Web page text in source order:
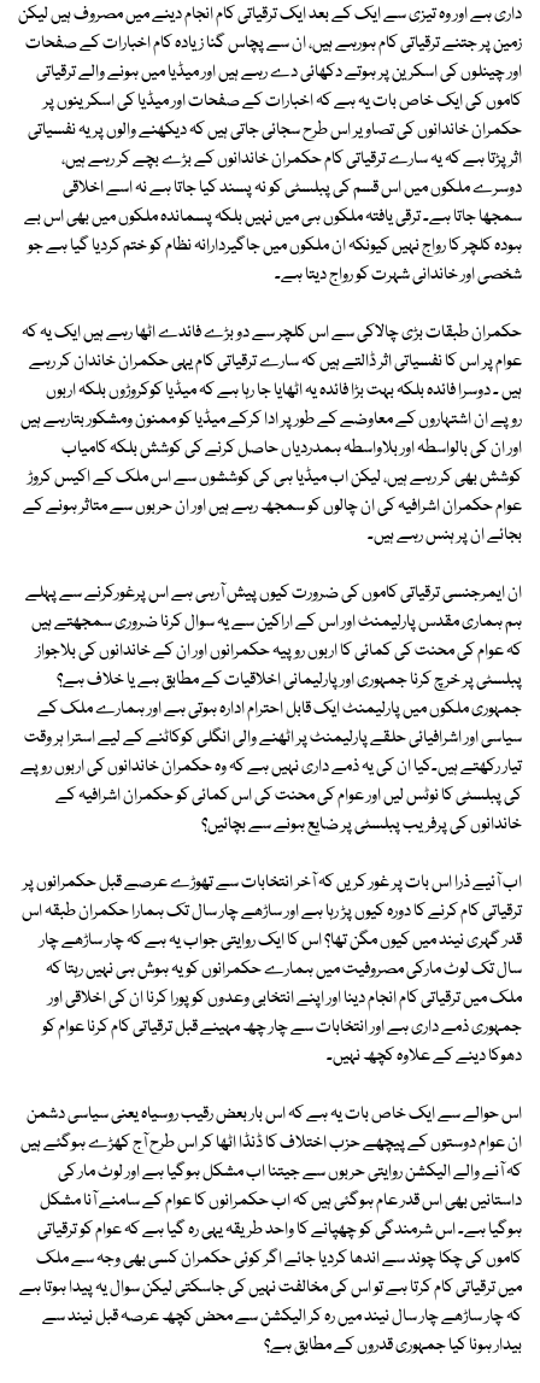
داری ہے اور وہ تیزی سے ایک کے بعد ایک ترقیاتی کام انجام دینے میں مصروف ہیں لیکن
زمین پر جتنے ترقیاتی کام ہورہے ہیں، ان سے پچاس گنا زیادہ کام اخبارات کے صفحات
اور چینلوں کی اسکرین پر ہوتے دکھائی دے رہے ہیں اور میڈیا میں ہونے والے ترقیاتی
کاموں کی ایک خاص بات یہ ہے کہ اخبارات کے صفحات اور میڈیا کی اسکرینوں پر
حکمران خاندانوں کی تصاویر اس طرح سجائی جاتی ہیں کہ دیکھنے والوں پر یہ نفسیاتی
اثر پڑتا ہے کہ یہ سارے ترقیاتی کام حکمران خاندانوں کے بڑے بچے کر رہے ہیں،
دوسرے ملکوں میں اس قسم کی پبلسٹی کو نہ پسند کیا جاتا ہے نہ اسے اخلاقی
سمجھا جاتا ہے۔ ترقی یافتہ ملکوں ہی میں نہیں بلکہ پسماندہ ملکوں میں بھی اس بے
ہودہ کلچر کا رواج نہیں کیونکہ ان ملکوں میں جاگیردارانہ نظام کو ختم کردیا گیا ہے جو
شخصی اور خاندانی شہرت کو رواج دیتا ہے۔
حکمران طبقات بڑی چالاکی سے اس کلچر سے دو بڑے فائدے اٹھا رہے ہیں ایک یہ کہ
عوام پر اس کا نفسیاتی اثر ڈالتے ہیں کہ سارے ترقیاتی کام یہی حکمران خاندان کر رہے
ہیں ۔ دوسرا فائدہ بلکہ بہت بڑا فائدہ یہ اٹھایا جا رہا ہے کہ میڈیا کوکروڑوں بلکہ اربوں
روپے ان اشتہاروں کے معاوضے کے طور پر ادا کرکے میڈیا کو ممنون ومشکور بتارہے ہیں
اور ان کی بالواسطہ اور بلاواسطہ ہمدردیاں حاصل کرنے کی کوشش بلکہ کامیاب
کوشش بھی کر رہے ہیں، لیکن اب میڈیا ہی کی کوششوں سے اس ملک کے اکیس کروڑ
عوام حکمران اشرافیہ کی ان چالوں کو سمجھ رہے ہیں اور ان حربوں سے متاثر ہونے کے
بجائے ان پر ہنس رہے ہیں۔
ان ایمرجنسی ترقیاتی کاموں کی ضرورت کیوں پیش آرہی ہے اس پرغورکرنے سے پہلے
ہم ہماری مقدس پارلیمنٹ اور اس کے اراکین سے یہ سوال کرنا ضروری سمجھتے ہیں
کہ عوام کی محنت کی کمائی کا اربوں روپیہ حکمرانوں اور ان کے خاندانوں کی بلاجواز
پبلسٹی پر خرچ کرنا جمہوری اور پارلیمانی اخلاقیات کے مطابق ہے یا خلاف ہے؟
جمہوری ملکوں میں پارلیمنٹ ایک قابل احترام ادارہ ہوتی ہے اور ہمارے ملک کے
سیاسی اور اشرافیائی حلقے پارلیمنٹ پر اٹھنے والی انگلی کوکاٹنے کے لیے استرا ہر وقت
تیار رکھتے ہیں۔کیا ان کی یہ ذمے داری نہیں ہے کہ وہ حکمران خاندانوں کی اربوں روپے
کی پبلسٹی کا نوٹس لیں اور عوام کی محنت کی اس کمائی کو حکمران اشرافیہ کے
خاندانوں کی پرفریب پبلسٹی پر ضایع ہونے سے بچائیں؟
اب آئیے ذرا اس بات پر غور کریں کہ آخر انتخابات سے تھوڑے عرصے قبل حکمرانوں پر
ترقیاتی کام کرنے کا دورہ کیوں پڑ رہا ہے اور ساڑھے چار سال تک ہمارا حکمران طبقہ اس
قدر گہری نیند میں کیوں مگن تھا؟ اس کا ایک روایتی جواب یہ ہے کہ چار ساڑھے چار
سال تک لوٹ مارکی مصروفیت میں ہمارے حکمرانوں کو یہ ہوش ہی نہیں رہتا کہ
ملک میں ترقیاتی کام انجام دینا اور اپنے انتخابی وعدوں کو پورا کرنا ان کی اخلاقی اور
جمہوری ذمے داری ہے اور انتخابات سے چار چھ مہینے قبل ترقیاتی کام کرنا عوام کو
دھوکا دینے کے علاوہ کچھ نہیں۔
اس حوالے سے ایک خاص بات یہ ہے کہ اس بار بعض رقیب روسیاہ یعنی سیاسی دشمن
ان عوام دوستوں کے پیچھے حزب اختلاف کا ڈنڈا اٹھا کر اس طرح آج کھڑے ہوگئے ہیں
کہ آنے والے الیکشن روایتی حربوں سے جیتنا اب مشکل ہوگیا ہے اور لوٹ مار کی
داستانیں بھی اس قدر عام ہوگئی ہیں کہ اب حکمرانوں کا عوام کے سامنے آنا مشکل
ہوگیا ہے۔ اس شرمندگی کو چھپانے کا واحد طریقہ یہی رہ گیا ہے کہ عوام کو ترقیاتی
کاموں کی چکا چوند سے اندھا کردیا جائے اگر کوئی حکمران کسی بھی وجہ سے ملک
میں ترقیاتی کام کرتا ہے تو اس کی مخالفت نہیں کی جاسکتی لیکن سوال یہ پیدا ہوتا ہے
کہ چار ساڑھے چار سال نیند میں رہ کر الیکشن سے محض کچھ عرصہ قبل نیند سے
بیدار ہونا کیا جمہوری قدروں کے مطابق ہے؟